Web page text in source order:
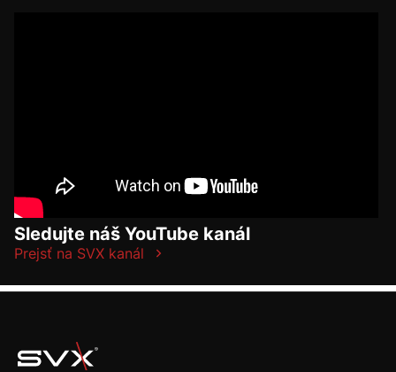
Sledujte náš YouTube kanál
Prejsť na SVX kanál